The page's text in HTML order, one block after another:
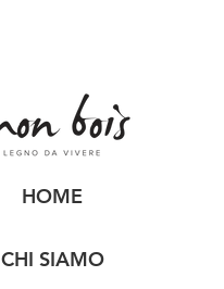
HOME
CHI SIAMO